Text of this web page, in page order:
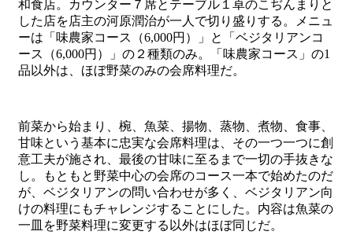
和食店。カウンター７席とテーブル１卓のこぢんまりと
した店を店主の河原潤治が一人で切り盛りする。メニュ
ーは「味農家コース（6,000円）」と「ベジタリアンコ
ース（6,000円）」の２種類のみ。「味農家コース」の1
品以外は、ほぼ野菜のみの会席料理だ。
前菜から始まり、椀、魚菜、揚物、蒸物、煮物、食事、
甘味という基本に忠実な会席料理は、その一つ一つに創
意工夫が施され、最後の甘味に至るまで一切の手抜きな
し。もともと野菜中心の会席のコース一本で始めたのだ
が、ベジタリアンの問い合わせが多く、ベジタリアン向
けの料理にもチャレンジすることにした。内容は魚菜の
一皿を野菜料理に変更する以外はほぼ同じだ。